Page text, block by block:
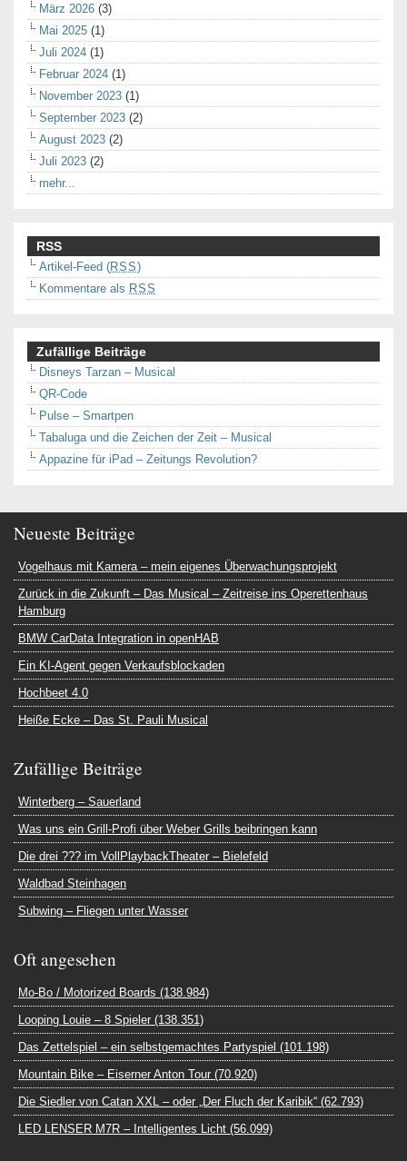
März 2026 (3)
Mai 2025 (1)
Juli 2024 (1)
Februar 2024 (1)
November 2023 (1)
September 2023 (2)
August 2023 (2)
Juli 2023 (2)
mehr...
RSS
Artikel-Feed (RSS)
Kommentare als RSS
Zufällige Beiträge
Disneys Tarzan – Musical
QR-Code
Pulse – Smartpen
Tabaluga und die Zeichen der Zeit – Musical
Appazine für iPad – Zeitungs Revolution?
Neueste Beiträge
Vogelhaus mit Kamera – mein eigenes Überwachungsprojekt
Zurück in die Zukunft – Das Musical – Zeitreise ins Operettenhaus
Hamburg
BMW CarData Integration in openHAB
Ein KI-Agent gegen Verkaufsblockaden
Hochbeet 4.0
Heiße Ecke – Das St. Pauli Musical
Zufällige Beiträge
Winterberg – Sauerland
Was uns ein Grill-Profi über Weber Grills beibringen kann
Die drei ??? im VollPlaybackTheater – Bielefeld
Waldbad Steinhagen
Subwing – Fliegen unter Wasser
Oft angesehen
Mo-Bo / Motorized Boards (138.984)
Looping Louie – 8 Spieler (138.351)
Das Zettelspiel – ein selbstgemachtes Partyspiel (101.198)
Mountain Bike – Eiserner Anton Tour (70.920)
Die Siedler von Catan XXL – oder „Der Fluch der Karibik“ (62.793)
LED LENSER M7R – Intelligentes Licht (56.099)